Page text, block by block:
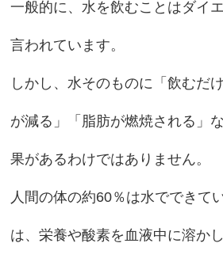
一般的に、水を飲むことはダイ
言われています。
しかし、水そのものに「飲むだ
が減る」「脂肪が燃焼される」
果があるわけではありません。
人間の体の約60％は水でできて
は、栄養や酸素を血液中に溶か